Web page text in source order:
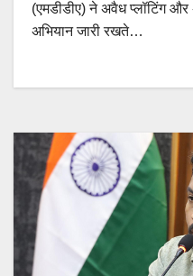
(एमडीडीए) ने अवैध प्लॉटिंग
अभियान जारी रखते…